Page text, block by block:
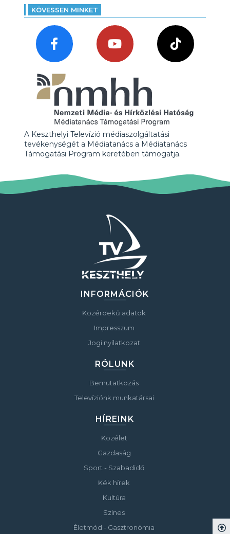
KÖVESSEN MINKET
A Keszthelyi Televízió médiaszolgáltatási
tevékenységét a Médiatanács a Médiatanács
Támogatási Program keretében támogatja.
INFORMÁCIÓK
Közérdekű adatok
Impresszum
Jogi nyilatkozat
RÓLUNK
Bemutatkozás
Televíziónk munkatársai
HÍREINK
Közélet
Gazdaság
Sport - Szabadidő
Kék hírek
Kultúra
Színes
Életmód - Gasztronómia